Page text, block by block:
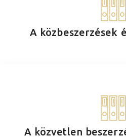
A közbeszerzések
A közvetlen